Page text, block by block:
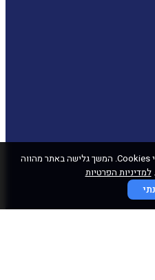
לידיעתך, באתר זה נעשה שימוש בקבצי Cookies. המשך גלישה באתר מהווה
למדיניות הפרטיות